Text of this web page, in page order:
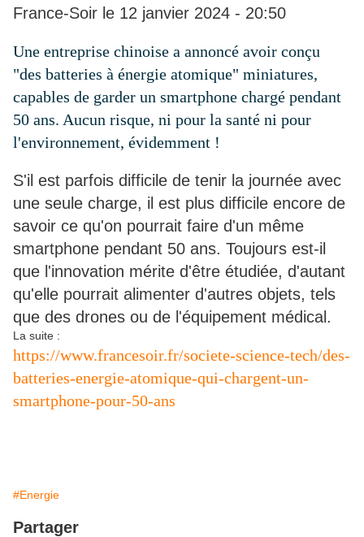
France-Soir le 12 janvier 2024 - 20:50
Une entreprise chinoise a annoncé avoir conçu
"des batteries à énergie atomique" miniatures,
capables de garder un smartphone chargé pendant
50 ans. Aucun risque, ni pour la santé ni pour
l'environnement, évidemment !
S'il est parfois difficile de tenir la journée avec
une seule charge, il est plus difficile encore de
savoir ce qu'on pourrait faire d'un même
smartphone pendant 50 ans. Toujours est-il
que l'innovation mérite d'être étudiée, d'autant
qu'elle pourrait alimenter d'autres objets, tels
que des drones ou de l'équipement médical.
La suite :
https://www.francesoir.fr/societe-science-tech/des-
batteries-energie-atomique-qui-chargent-un-
smartphone-pour-50-ans
#Energie
Partager